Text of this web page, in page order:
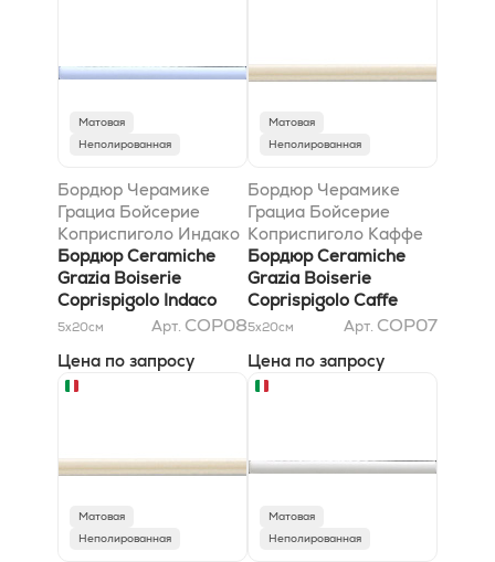
Матовая
Неполированная
Бордюр Черамике
Грациа Бойсерие
Коприспиголо Индако
1,2x20
Бордюр Ceramiche
Grazia Boiserie
Coprispigolo Indaco
1,2x20
5x20см Арт. COP08
Цена по запросу
Матовая
Неполированная
Бордюр Черамике
Грациа Бойсерие
Коприспиголо Каффе
1,2x20
Бордюр Ceramiche
Grazia Boiserie
Coprispigolo Caffe
1,2x20
5x20см Арт. COP07
Цена по запросу
Матовая
Неполированная
Матовая
Неполированная